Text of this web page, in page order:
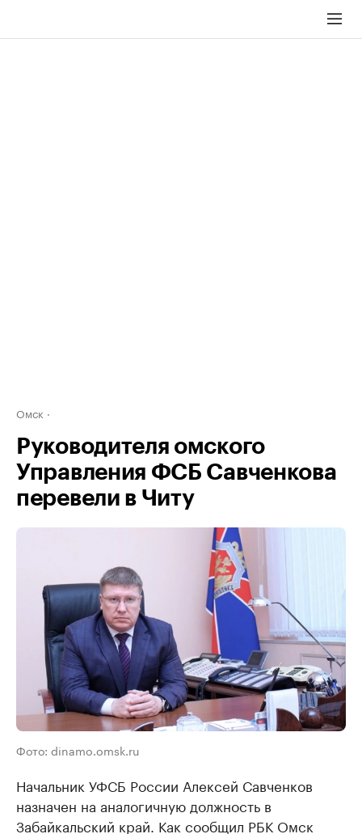
Омск
Руководителя омского
Управления ФСБ Савченкова
перевели в Читу
Фото: dinamo.omsk.ru
Начальник УФСБ России Алексей Савченков
назначен на аналогичную должность в
Забайкальский край. Как сообщил РБК Омск